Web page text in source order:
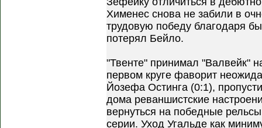
Хименес снова не забили в
трудовую победу благодаря
потерял Бейло.
"Твенте" принимал "Валвейк"
первом круге фаворит
Йозефа Остинга (0:1),
дома реваншистские
вернуться на победные
серии. Уход Угальде как